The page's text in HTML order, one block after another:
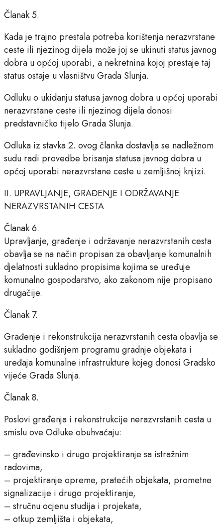
Članak 5.
Kada je trajno prestala potreba korištenja nerazvrstane
ceste ili njezinog dijela može joj se ukinuti status javnog
dobra u općoj uporabi, a nekretnina kojoj prestaje taj
status ostaje u vlasništvu Grada Slunja.
Odluku o ukidanju statusa javnog dobra u općoj uporabi
nerazvrstane ceste ili njezinog dijela donosi
predstavničko tijelo Grada Slunja.
Odluka iz stavka 2. ovog članka dostavlja se nadležnom
sudu radi provedbe brisanja statusa javnog dobra u
općoj uporabi nerazvrstane ceste u zemljišnoj knjizi.
II. UPRAVLJANJE, GRAĐENJE I ODRŽAVANJE
NERAZVRSTANIH CESTA
Članak 6.
Upravljanje, građenje i održavanje nerazvrstanih cesta
obavlja se na način propisan za obavljanje komunalnih
djelatnosti sukladno propisima kojima se uređuje
komunalno gospodarstvo, ako zakonom nije propisano
drugačije.
Članak 7.
Građenje i rekonstrukcija nerazvrstanih cesta obavlja se
sukladno godišnjem programu gradnje objekata i
uređaja komunalne infrastrukture kojeg donosi Gradsko
vijeće Grada Slunja.
Članak 8.
Poslovi građenja i rekonstrukcije nerazvrstanih cesta u
smislu ove Odluke obuhvaćaju:
– građevinsko i drugo projektiranje sa istražnim
radovima,
– projektiranje opreme, pratećih objekata, prometne
signalizacije i drugo projektiranje,
– stručnu ocjenu studija i projekata,
– otkup zemljišta i objekata,